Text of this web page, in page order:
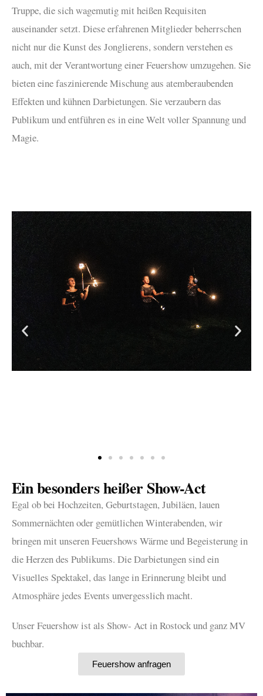
Truppe, die sich wagemutig mit heißen Requisiten
auseinander setzt. Diese erfahrenen Mitglieder beherrschen
nicht nur die Kunst des Jonglierens, sondern verstehen es
auch, mit der Verantwortung einer Feuershow umzugehen. Sie
bieten eine faszinierende Mischung aus atemberaubenden
Effekten und kühnen Darbietungen. Sie verzaubern das
Publikum und entführen es in eine Welt voller Spannung und
Magie.
Ein besonders heißer Show-Act
Egal ob bei Hochzeiten, Geburtstagen, Jubiläen, lauen
Sommernächten oder gemütlichen Winterabenden, wir
bringen mit unseren Feuershows Wärme und Begeisterung in
die Herzen des Publikums. Die Darbietungen sind ein
Visuelles Spektakel, das lange in Erinnerung bleibt und
Atmosphäre jedes Events unvergesslich macht.
Unser Feuershow ist als Show- Act in Rostock und ganz MV
buchbar.
Feuershow anfragen